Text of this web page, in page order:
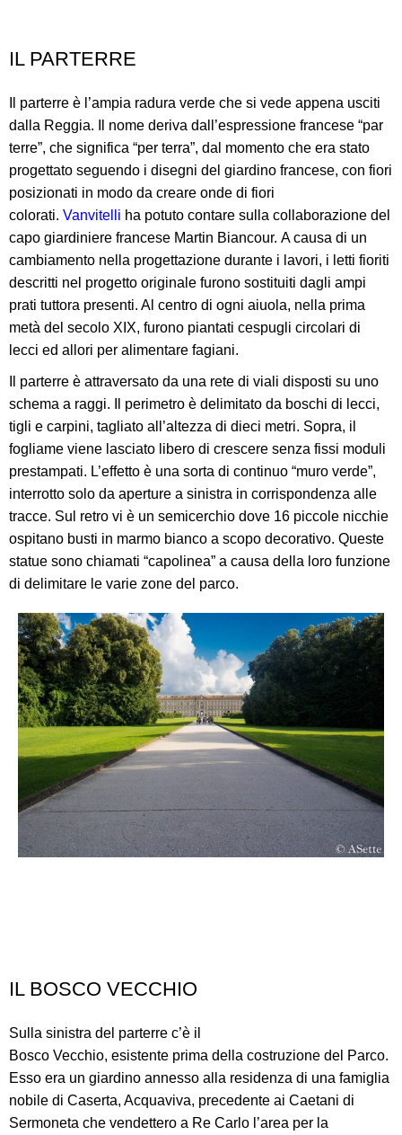
IL PARTERRE
Il parterre è l’ampia radura verde che si vede appena usciti
dalla Reggia. Il nome deriva dall’espressione francese “par
terre”, che significa “per terra”, dal momento che era stato
progettato seguendo i disegni del giardino francese, con fiori
posizionati in modo da creare onde di fiori
colorati. Vanvitelli ha potuto contare sulla collaborazione del
capo giardiniere francese Martin Biancour. A causa di un
cambiamento nella progettazione durante i lavori, i letti fioriti
descritti nel progetto originale furono sostituiti dagli ampi
prati tuttora presenti. Al centro di ogni aiuola, nella prima
metà del secolo XIX, furono piantati cespugli circolari di
lecci ed allori per alimentare fagiani.
Il parterre è attraversato da una rete di viali disposti su uno
schema a raggi.
Il perimetro è delimitato da boschi di lecci,
tigli e carpini, tagliato all’altezza di dieci metri. Sopra, il
fogliame viene lasciato libero di crescere senza fissi moduli
prestampati. L’effetto è una sorta di continuo “muro verde”,
interrotto solo da aperture a sinistra in corrispondenza alle
tracce. Sul retro vi è un semicerchio dove 16 piccole nicchie
ospitano busti in marmo bianco a scopo decorativo. Queste
statue sono chiamati “capolinea” a causa della loro funzione
di delimitare le varie zone del parco.
IL BOSCO VECCHIO
Sulla sinistra del parterre c’è il
Bosco Vecchio, esistente prima della costruzione del Parco.
Esso era un giardino annesso alla residenza di una famiglia
nobile di Caserta, Acquaviva, precedente ai Caetani di
Sermoneta che vendettero a Re Carlo l’area per la